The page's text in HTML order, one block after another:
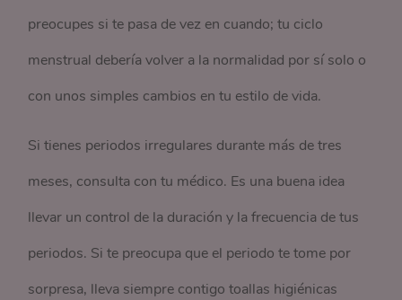
preocupes si te pasa de vez en cuando; tu ciclo
menstrual debería volver a la normalidad por sí solo o
con unos simples cambios en tu estilo de vida.
Si tienes periodos irregulares durante más de tres
meses, consulta con tu médico. Es una buena idea
llevar un control de la duración y la frecuencia de tus
periodos. Si te preocupa que el periodo te tome por
sorpresa, lleva siempre contigo toallas higiénicas